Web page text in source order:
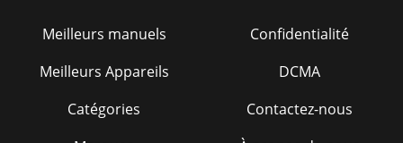
Meilleurs manuels
Meilleurs Appareils
Catégories
Confidentialité
DCMA
Contactez-nous